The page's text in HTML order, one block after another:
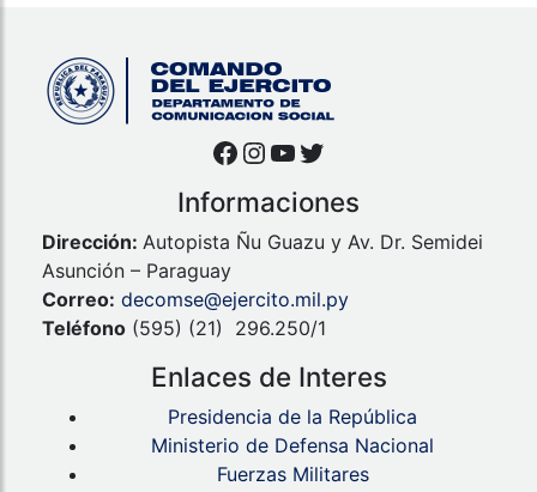
Facebook
Instagram
YouTube
Twitter
Informaciones
Dirección: Autopista Ñu Guazu y Av. Dr. Semidei
Asunción – Paraguay
Correo: decomse@ejercito.mil.py
Teléfono (595) (21) 296.250/1
Enlaces de Interes
Presidencia de la República
Ministerio de Defensa Nacional
Fuerzas Militares